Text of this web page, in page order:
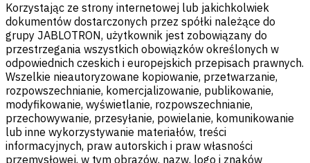
Korzystając ze strony internetowej lub jakichkolwiek
dokumentów dostarczonych przez spółki należące do
grupy JABLOTRON, użytkownik jest zobowiązany do
przestrzegania wszystkich obowiązków określonych w
odpowiednich czeskich i europejskich przepisach prawnych.
Wszelkie nieautoryzowane kopiowanie, przetwarzanie,
rozpowszechnianie, komercjalizowanie, publikowanie,
modyfikowanie, wyświetlanie, rozpowszechnianie,
przechowywanie, przesyłanie, powielanie, komunikowanie
lub inne wykorzystywanie materiałów, treści
informacyjnych, praw autorskich i praw własności
przemysłowej, w tym obrazów, nazw, logo i znaków